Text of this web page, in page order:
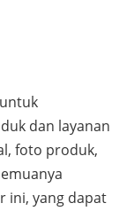
dan layanan
foto produk,
ini, yang dapat